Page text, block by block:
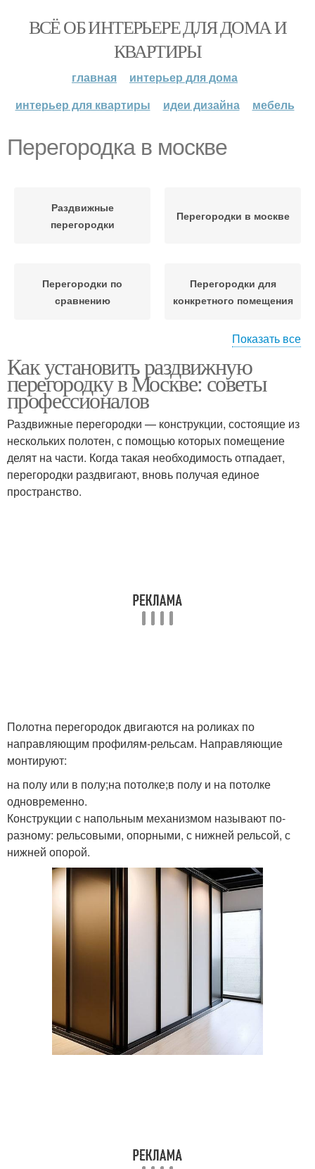
ВСЁ ОБ ИНТЕРЬЕРЕ ДЛЯ ДОМА И
КВАРТИРЫ
главная
интерьер для дома
интерьер для квартиры
идеи дизайна мебель
Перегородка в москве
Раздвижные
перегородки
Перегородки в москве
Перегородки по
сравнению
Перегородки для
конкретного помещения
квартирах-студиях
Перегородки в офисе
Вентиляции для
офисных перегородок
Перегородки в
квартире
Показать все
Как установить раздвижную
перегородку в Москве: советы
профессионалов
Раздвижные перегородки — конструкции, состоящие из
нескольких полотен, с помощью которых помещение
делят на части. Когда такая необходимость отпадает,
перегородки раздвигают, вновь получая единое
пространство.
Полотна перегородок двигаются на роликах по
направляющим профилям-рельсам. Направляющие
монтируют:
на полу или в полу;на потолке;в полу и на потолке
одновременно.
Конструкции с напольным механизмом называют по-
разному: рельсовыми, опорными, с нижней рельсой, с
нижней опорой.